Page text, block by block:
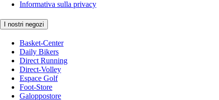
Informativa sulla privacy
I nostri negozi
Basket-Center
Daily Bikers
Direct Running
Direct-Volley
Espace Golf
Foot-Store
Galoppostore